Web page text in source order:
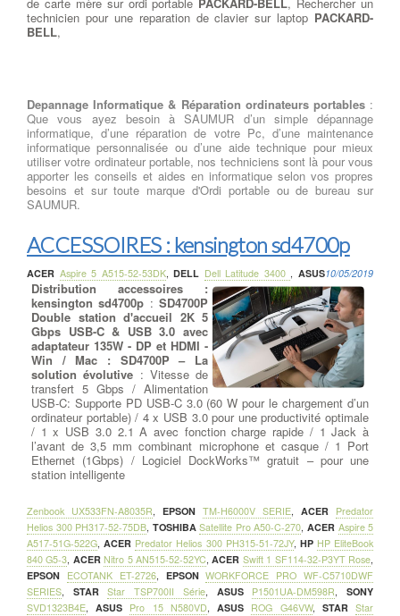
technicien pour une reparation de clavier sur laptop PACKARD-
BELL,
Depannage Informatique & Réparation ordinateurs portables:
Que vous ayez besoin à SAUMUR d’un simple dépannage
informatique, d’une réparation de votre Pc, d’une maintenance
informatique personnalisée ou d’une aide technique pour mieux
utiliser votre ordinateur portable, nos techniciens sont là pour vous
apporter les conseils et aides en informatique selon vos propres
besoins et sur toute marque d'Ordi portable ou de bureau sur
SAUMUR.
ACCESSOIRES : kensington sd4700p
10/05/2019
Distribution accessoires :
kensington sd4700p :SD4700P
Double station d'accueil 2K 5
Gbps USB-C & USB 3.0 avec
adaptateur 135W - DP et HDMI -
Win / Mac : SD4700P – La
solution évolutive : Vitesse de
transfert 5 Gbps / Alimentation
USB-C: Supporte PD USB-C 3.0 (60 W pour le chargement d’un
ordinateur portable) / 4 x USB 3.0 pour une productivité optimale
/ 1 x USB 3.0 2.1 A avec fonction charge rapide / 1 Jack à
l’avant de 3,5 mm combinant microphone et casque / 1 Port
Ethernet (1Gbps) / Logiciel DockWorks™ gratuit – pour une
station intelligente
ACER Aspire 5 A515-52-53DK,DELL Dell Latitude 3400 ,ASUS
Zenbook UX533FN-A8035R, EPSON TM-H6000V SERIE, ACER Predator
Helios 300 PH317-52-75DB, TOSHIBA Satellite Pro A50-C-270, ACER Aspire 5
A517-51G-522G,ACER Predator Helios 300 PH315-51-72JY, HP HP EliteBook
840 G5-3, ACER Nitro 5 AN515-52-52YC,ACER Swift 1 SF114-32-P3YT Rose,
EPSON ECOTANK ET-2726, EPSON WORKFORCE PRO WF-C5710DWF
SERIES, STAR Star TSP700II Série, ASUS P1501UA-DM598R,SONY
SVD1323B4E,ASUS Pro 15 N580VD,ASUS ROG G46VW, STAR Star